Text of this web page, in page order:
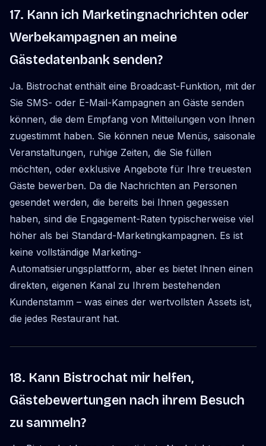
17. Kann ich Marketingnachrichten oder
Werbekampagnen an meine
Gästedatenbank senden?
Ja. Bistrochat enthält eine Broadcast-Funktion, mit der
Sie SMS- oder E-Mail-Kampagnen an Gäste senden
können, die dem Empfang von Mitteilungen von Ihnen
zugestimmt haben. Sie können neue Menüs, saisonale
Veranstaltungen, ruhige Zeiten, die Sie füllen
möchten, oder exklusive Angebote für Ihre treuesten
Gäste bewerben. Da die Nachrichten an Personen
gesendet werden, die bereits bei Ihnen gegessen
haben, sind die Engagement-Raten typischerweise viel
höher als bei Standard-Marketingkampagnen. Es ist
keine vollständige Marketing-
Automatisierungsplattform, aber es bietet Ihnen einen
direkten, eigenen Kanal zu Ihrem bestehenden
Kundenstamm – was eines der wertvollsten Assets ist,
die jedes Restaurant hat.
18. Kann Bistrochat mir helfen,
Gästebewertungen nach ihrem Besuch
zu sammeln?